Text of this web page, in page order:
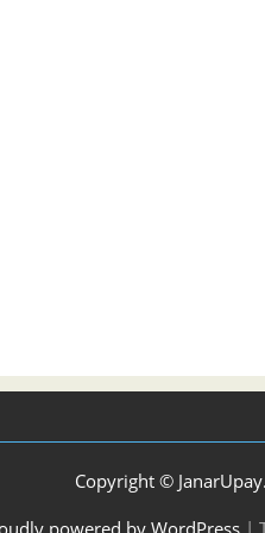
Copyright ©
powered by WordPress |